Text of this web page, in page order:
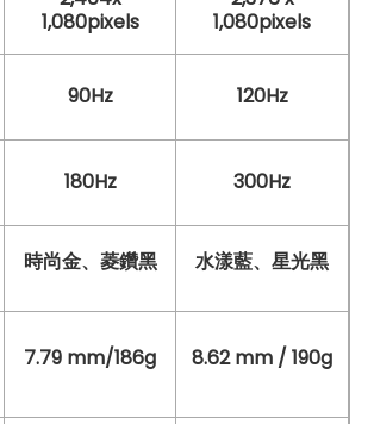
1,080pixels
1,080pixels
90Hz 120Hz
180Hz 300Hz
時尚金、菱鑽黑 水漾藍、星光黑
7.79 mm/186g 8.62 mm / 190g